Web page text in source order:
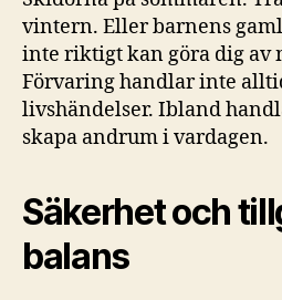
vintern. Eller barnens
inte riktigt kan göra dig av
Förvaring handlar inte
livshändelser. Ibland
skapa andrum i vardagen.
Säkerhet och
balans